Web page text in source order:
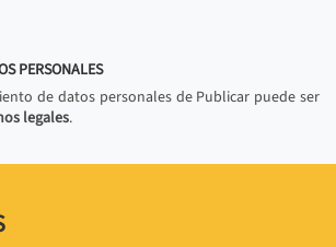
PERSONALES
de datos personales de Publicar puede ser
legales.